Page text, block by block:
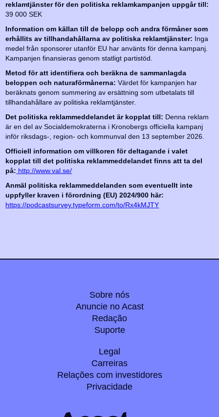
reklamtjänster för den politiska reklamkampanjen uppgår till:
39 000 SEK
Information om källan till de belopp och andra förmåner som
erhållits av tillhandahållarna av politiska reklamtjänster: Inga
medel från sponsorer utanför EU har använts för denna kampanj.
Kampanjen finansieras genom statligt partistöd.
Metod för att identifiera och beräkna de sammanlagda
beloppen och naturaförmånerna: Värdet för kampanjen har
beräknats genom summering av ersättning som utbetalats till
tillhandahållare av politiska reklamtjänster.
Det politiska reklammeddelandet är kopplat till: Denna reklam
är en del av Socialdemokraterna i Kronobergs officiella kampanj
inför riksdags-, region- och kommunval den 13 september 2026.
Officiell information om villkoren för deltagande i valet
kopplat till det politiska reklammeddelandet finns att ta del
på: http://www.val.se/
Anmäl politiska reklammeddelanden som eventuellt inte
uppfyller kraven i förordning (EU) 2024/900 här:
https://podcastsurvey.typeform.com/to/Rx4kMJTY
Sobre nós
Anuncie no Acast
Redação
Suporte
Legal
Carreiras
Relações com investidores
Privacidade